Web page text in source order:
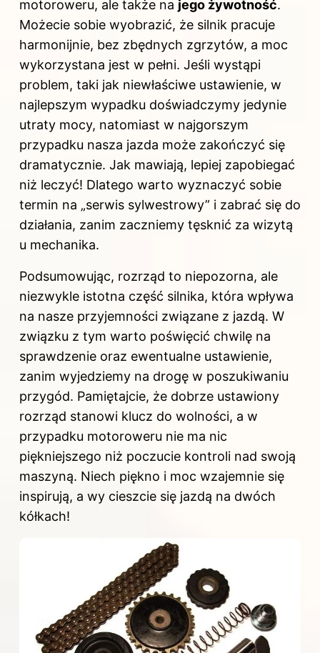
motoroweru, ale także na jego żywotność.
Możecie sobie wyobrazić, że silnik pracuje
harmonijnie, bez zbędnych zgrzytów, a moc
wykorzystana jest w pełni. Jeśli wystąpi
problem, taki jak niewłaściwe ustawienie, w
najlepszym wypadku doświadczymy jedynie
utraty mocy, natomiast w najgorszym
przypadku nasza jazda może zakończyć się
dramatycznie. Jak mawiają, lepiej zapobiegać
niż leczyć! Dlatego warto wyznaczyć sobie
termin na „serwis sylwestrowy” i zabrać się do
działania, zanim zaczniemy tęsknić za wizytą
u mechanika.
Podsumowując, rozrząd to niepozorna, ale
niezwykle istotna część silnika, która wpływa
na nasze przyjemności związane z jazdą. W
związku z tym warto poświęcić chwilę na
sprawdzenie oraz ewentualne ustawienie,
zanim wyjedziemy na drogę w poszukiwaniu
przygód. Pamiętajcie, że dobrze ustawiony
rozrząd stanowi klucz do wolności, a w
przypadku motoroweru nie ma nic
piękniejszego niż poczucie kontroli nad swoją
maszyną. Niech piękno i moc wzajemnie się
inspirują, a wy cieszcie się jazdą na dwóch
kółkach!